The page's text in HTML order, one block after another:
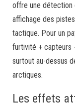
offre une détection
affichage des
tactique. Pour un
furtivité + capteurs
surtout au-dessus
arctiques.
Les effets